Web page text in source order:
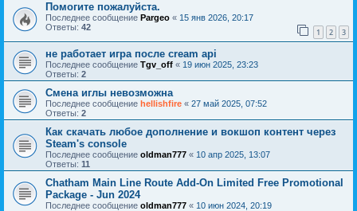
Помогите пожалуйста.
Последнее сообщение Pargeo « 15 янв 2026, 20:17
Ответы: 42 1 2 3
не работает игра после cream api
Последнее сообщение Tgv_off « 19 июн 2025, 23:23
Ответы: 2
Смена иглы невозможна
Последнее сообщение hellishfire « 27 май 2025, 07:52
Ответы: 2
Как скачать любое дополнение и вокшоп контент через
Steam's console
Последнее сообщение oldman777 « 10 апр 2025, 13:07
Ответы: 11
Chatham Main Line Route Add-On Limited Free Promotional
Package - Jun 2024
Последнее сообщение oldman777 « 10 июн 2024, 20:19